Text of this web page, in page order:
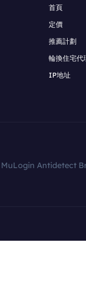
首頁
定價
推薦計劃
輪換住宅代
IP地址
MuLogin Antidetect